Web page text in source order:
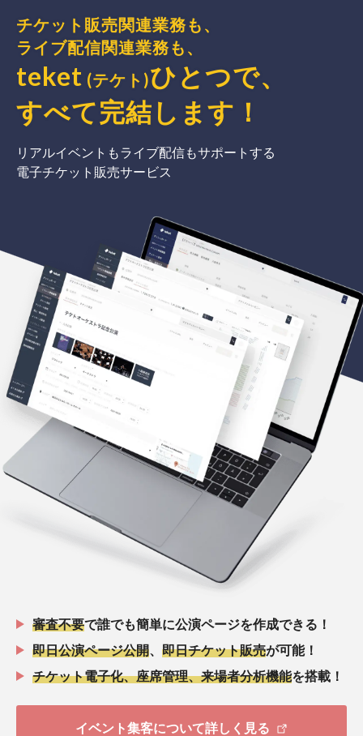
チケット販売関連業務も、
ライブ配信関連業務も、
teket (テケト)ひとつで、
すべて完結 します ！
リアルイベントもライブ配信もサポートする
電子チケット販売サービス
審査不要で誰でも簡単に公演ページを作成できる！
即日公演ページ公開
即日チケット販売が可能！
チケット電子化、座席管理、来場者分析機能を搭載！
イベント集客について詳しく見る